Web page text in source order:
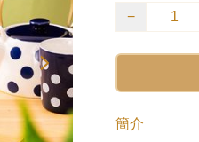
−
簡介